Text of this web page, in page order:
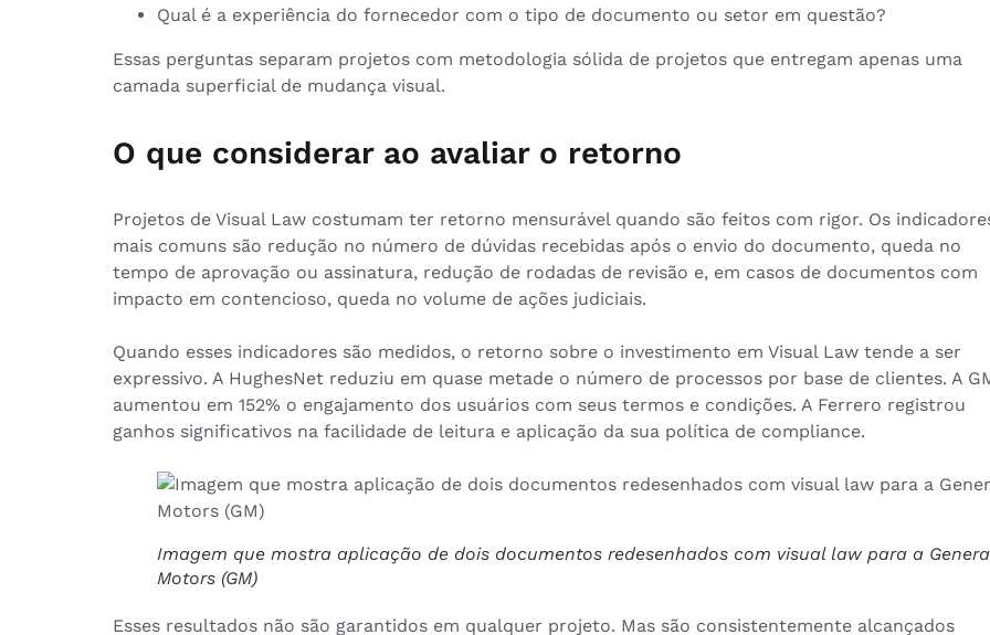
Qual é a experiência do fornecedor com o tipo de documento ou setor em questão?
Essas perguntas separam projetos com metodologia sólida de projetos que entregam apenas uma
camada superficial de mudança visual.
O que considerar ao avaliar o retorno
Projetos de Visual Law costumam ter retorno mensurável quando são feitos com rigor. Os
mais comuns são redução no número de dúvidas recebidas após o envio do documento, queda no
tempo de aprovação ou assinatura, redução de rodadas de revisão e, em casos de documentos com
impacto em contencioso, queda no volume de ações judiciais.
Quando esses indicadores são medidos, o retorno sobre o investimento em Visual Law tende a ser
expressivo. A HughesNet reduziu em quase metade o número de processos por base de clientes. A
aumentou em 152% o engajamento dos usuários com seus termos e condições. A Ferrero registrou
ganhos significativos na facilidade de leitura e aplicação da sua política de compliance.
Imagem que mostra aplicação de dois documentos redesenhados com visual law para a
Motors (GM)
Esses resultados não são garantidos em qualquer projeto. Mas são consistentemente alcançados